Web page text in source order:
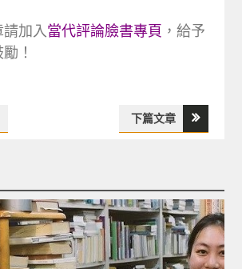
加入當代評論臉書專頁 ，給予
！
下篇文章